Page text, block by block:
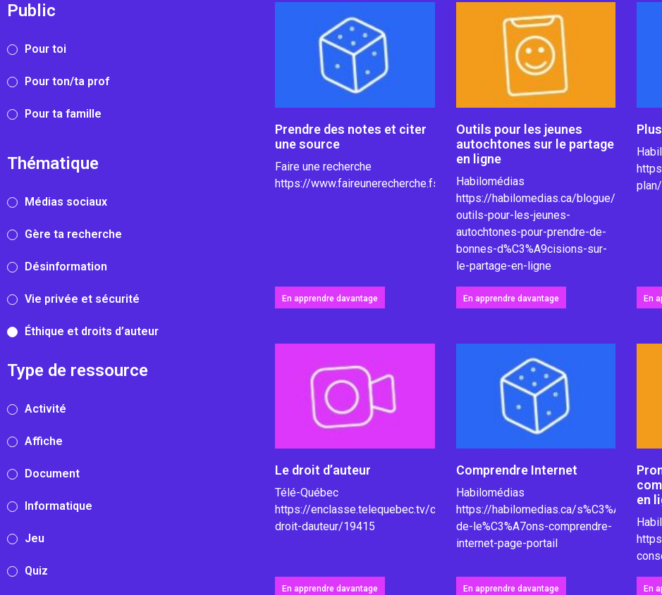
Public
Pour toi
Pour ton/ta prof
Pour ta famille
Thématique
Médias sociaux
Gère ta recherche
Désinformation
Vie privée et sécurité
Éthique et droits d’auteur
Type de ressource
Activité
Affiche
Document
Informatique
Jeu
Quiz
Prendre des notes et citer
une source
Faire une recherche
https://www.faireunerecherche.fse.ulaval.ca/ressources/activites/noter/
En apprendre davantage
Outils pour les jeunes
autochtones sur le partage
en ligne
Habilomédias
https://habilomedias.ca/blogue/nouveaux-
outils-pour-les-jeunes-
autochtones-pour-prendre-de-
bonnes-d%C3%A9cisions-sur-
le-partage-en-ligne
En apprendre davantage En
Le droit d’auteur
Télé-Québec
https://enclasse.telequebec.tv/contenu/Le-
droit-dauteur/19415
En apprendre davantage
Comprendre Internet
Habilomédias
https://habilomedias.ca/s%C3%A9rie-
de-le%C3%A7ons-comprendre-
internet-page-portail
En apprendre davantage
en
En